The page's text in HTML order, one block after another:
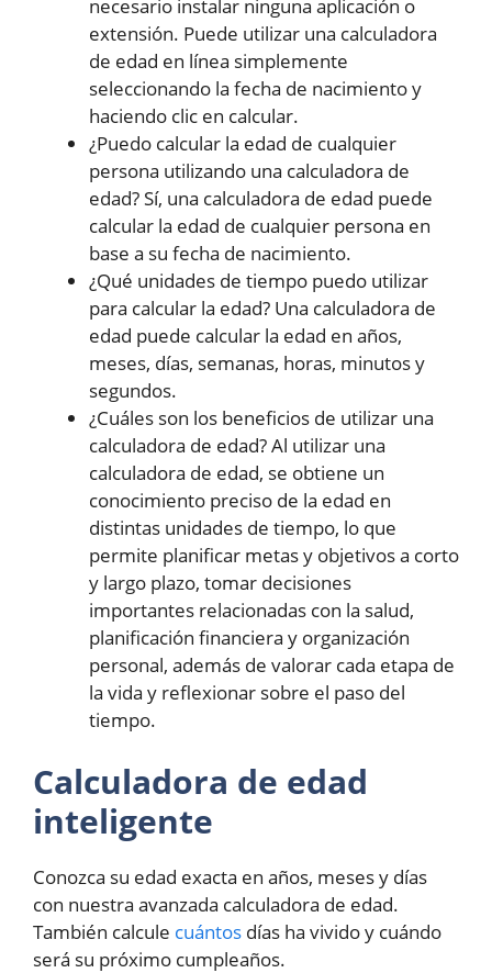
necesario instalar ninguna aplicación o
extensión. Puede utilizar una calculadora
de edad en línea simplemente
seleccionando la fecha de nacimiento y
haciendo clic en calcular.
¿Puedo calcular la edad de cualquier
persona utilizando una calculadora de
edad? Sí, una calculadora de edad puede
calcular la edad de cualquier persona en
base a su fecha de nacimiento.
¿Qué unidades de tiempo puedo utilizar
para calcular la edad? Una calculadora de
edad puede calcular la edad en años,
meses, días, semanas, horas, minutos y
segundos.
¿Cuáles son los beneficios de utilizar una
calculadora de edad? Al utilizar una
calculadora de edad, se obtiene un
conocimiento preciso de la edad en
distintas unidades de tiempo, lo que
permite planificar metas y objetivos a corto
y largo plazo, tomar decisiones
importantes relacionadas con la salud,
planificación financiera y organización
personal, además de valorar cada etapa de
la vida y reflexionar sobre el paso del
tiempo.
Calculadora de edad
inteligente
Conozca su edad exacta en años, meses y días
con nuestra avanzada calculadora de edad.
También calcule cuántos días ha vivido y cuándo
será su próximo cumpleaños.